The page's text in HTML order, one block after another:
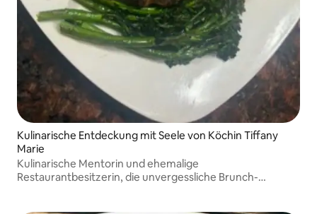
Kulinarische Entdeckung mit Seele von Köchin Tiffany
Marie
Kulinarische Mentorin und ehemalige
Restaurantbesitzerin, die unvergessliche Brunch-